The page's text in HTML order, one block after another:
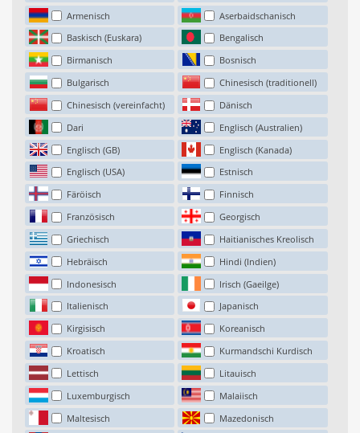
Armenisch
Aserbaidschanisch
Baskisch (Euskara)
Bengalisch
Birmanisch
Bosnisch
Bulgarisch
Chinesisch (traditionell)
Chinesisch (vereinfacht)
Dänisch
Dari
Englisch (Australien)
Englisch (GB)
Englisch (Kanada)
Englisch (USA)
Estnisch
Färöisch
Finnisch
Französisch
Georgisch
Griechisch
Haitianisches Kreolisch
Hebräisch
Hindi (Indien)
Indonesisch
Irisch (Gaeilge)
Italienisch
Japanisch
Kirgisisch
Koreanisch
Kroatisch
Kurmandschi Kurdisch
Lettisch
Litauisch
Luxemburgisch
Malaiisch
Maltesisch
Mazedonisch